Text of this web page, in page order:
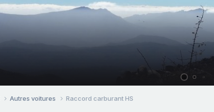
Autres voitures Raccord carburant HS